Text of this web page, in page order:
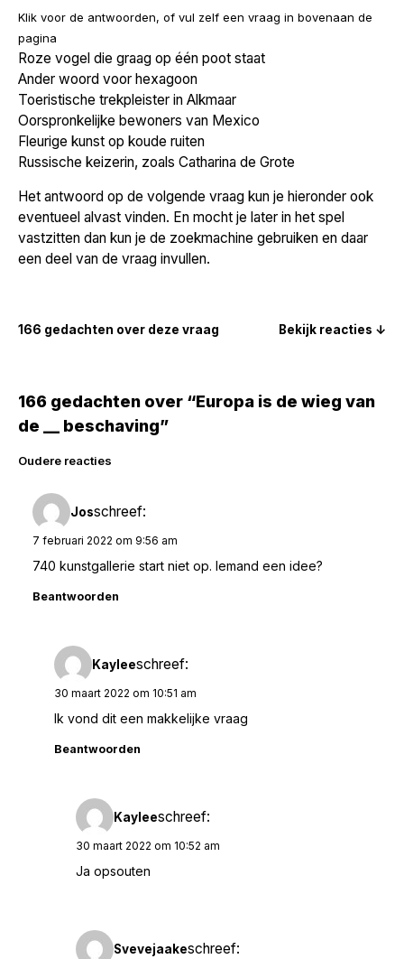
Klik voor de antwoorden, of vul zelf een vraag in bovenaan de
pagina
Roze vogel die graag op één poot staat
Ander woord voor hexagoon
Toeristische trekpleister in Alkmaar
Oorspronkelijke bewoners van Mexico
Fleurige kunst op koude ruiten
Russische keizerin, zoals Catharina de Grote
Het antwoord op de volgende vraag kun je hieronder ook
eventueel alvast vinden. En mocht je later in het spel
vastzitten dan kun je de zoekmachine gebruiken en daar
een deel van de vraag invullen.
166 gedachten over deze vraag Bekijk reacties ↓
166 gedachten over “Europa is de wieg van
de __ beschaving”
Reacties
navigatie
Oudere reacties
Josschreef:
7 februari 2022 om 9:56 am
740 kunstgallerie start niet op. Iemand een idee?
Beantwoorden
Kayleeschreef:
30 maart 2022 om 10:51 am
Ik vond dit een makkelijke vraag
Beantwoorden
Kayleeschreef:
30 maart 2022 om 10:52 am
Ja opsouten
Svevejaakeschreef: